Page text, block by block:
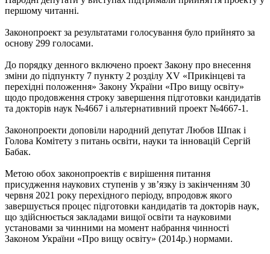
першому читанні.
Законопроект за результатами голосування було прийнято за
основу 299 голосами.
До порядку денного включено проект Закону про внесення
зміни до підпункту 7 пункту 2 розділу XV «Прикінцеві та
перехідні положення» Закону України «Про вищу освіту»
щодо продовження строку завершення підготовки кандидатів
та докторів наук №4667 і альтернативний проект №4667-1.
Законопроекти доповіли народний депутат Любов Шпак і
Голова Комітету з питань освіти, науки та інновацій Сергій
Бабак.
Метою обох законопроектів є вирішення питання
присудження наукових ступенів у зв’язку із закінченням 30
червня 2021 року перехідного періоду, впродовж якого
завершується процес підготовки кандидатів та докторів наук,
що здійснюється закладами вищої освіти та науковими
установами за чинними на момент набрання чинності
Законом України «Про вищу освіту» (2014р.) нормами.